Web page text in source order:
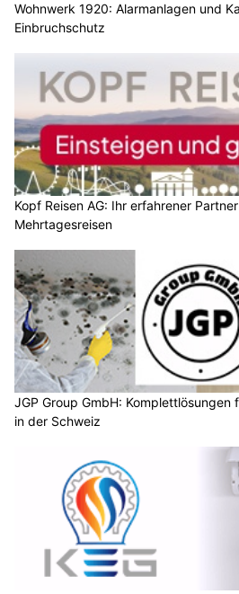
Wohnwerk 1920: Alarmanlagen und
Einbruchschutz
Kopf Reisen AG: Ihr erfahrener
Mehrtagesreisen
JGP Group GmbH: Komplettlösungen
in der Schweiz